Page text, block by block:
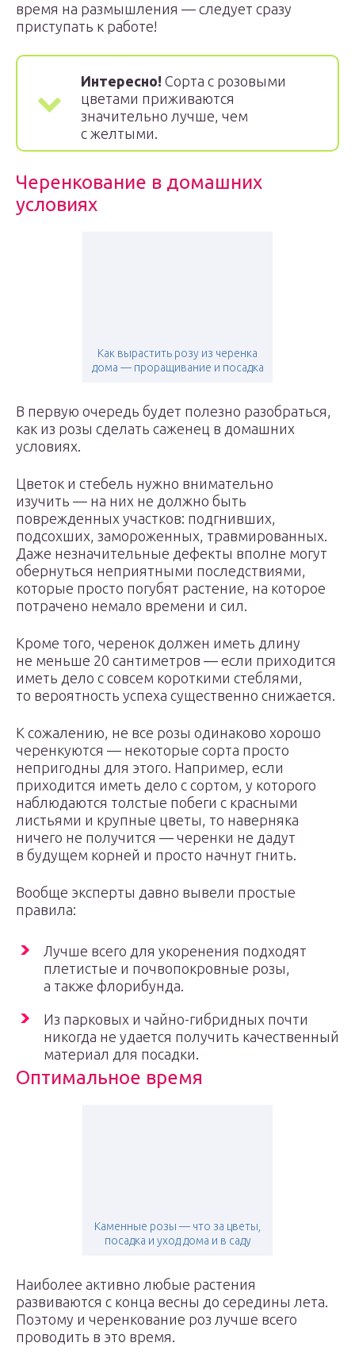
время на размышления — следует сразу
приступать к работе!
Интересно! Сорта с розовыми
цветами приживаются
значительно лучше, чем
с желтыми.
Черенкование в домашних
условиях
Как вырастить розу из черенка
дома — проращивание и посадка
В первую очередь будет полезно разобраться,
как из розы сделать саженец в домашних
условиях.
Цветок и стебель нужно внимательно
изучить — на них не должно быть
поврежденных участков: подгнивших,
подсохших, замороженных, травмированных.
Даже незначительные дефекты вполне могут
обернуться неприятными последствиями,
которые просто погубят растение, на которое
потрачено немало времени и сил.
Кроме того, черенок должен иметь длину
не меньше 20 сантиметров — если приходится
иметь дело с совсем короткими стеблями,
то вероятность успеха существенно снижается.
К сожалению, не все розы одинаково хорошо
черенкуются — некоторые сорта просто
непригодны для этого. Например, если
приходится иметь дело с сортом, у которого
наблюдаются толстые побеги с красными
листьями и крупные цветы, то наверняка
ничего не получится — черенки не дадут
в будущем корней и просто начнут гнить.
Вообще эксперты давно вывели простые
правила:
Лучше всего для укоренения подходят
плетистые и почвопокровные розы,
а также флорибунда.
Из парковых и чайно-гибридных почти
никогда не удается получить качественный
материал для посадки.
Оптимальное время
Каменные розы — что за цветы,
посадка и уход дома и в саду
Наиболее активно любые растения
развиваются с конца весны до середины лета.
Поэтому и черенкование роз лучше всего
проводить в это время.